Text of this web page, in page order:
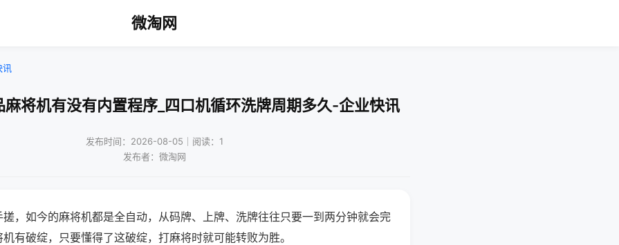
微淘网
麻将机有没有内置程序_四口机循环洗牌周期多久-企业快讯
发布时间：2026-08-05｜阅读：1
发布者：微淘网
，如今的麻将机都是全自动，从码牌、上牌、洗牌往往只要一到两分钟就会完
有破绽，只要懂得了这破绽，打麻将时就可能转败为胜。